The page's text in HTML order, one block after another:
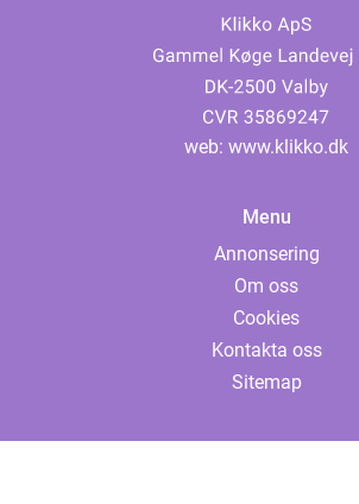
web: www.klikko.dk
Menu
Annonsering
Om oss
Cookies
Kontakta oss
Sitemap